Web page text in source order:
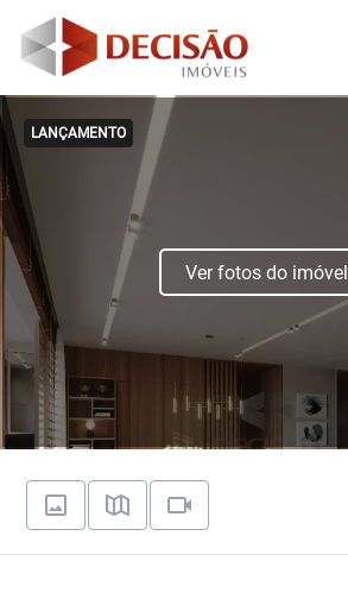
LANÇAMENTO
Ver fotos do imóvel